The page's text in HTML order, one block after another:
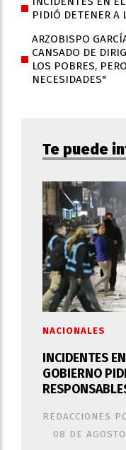
PIDIÓ DETENER A
ARZOBISPO
CANSADO DE
LOS POBRES,
NECESIDADES"
Te puede
INCIDENTES
GOBIERNO
REDACCIONES
NACIONALES
08 DE